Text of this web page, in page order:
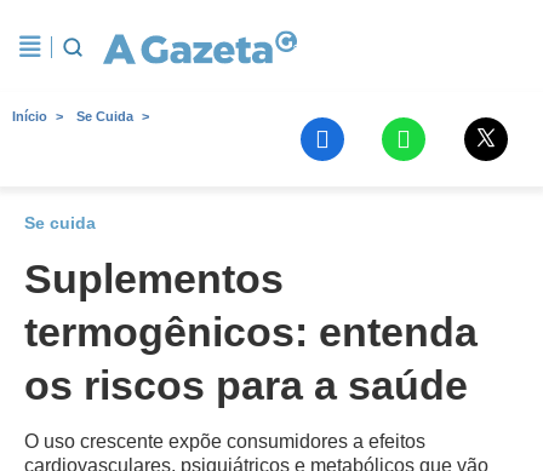
Início Se Cuida
Se cuida
Suplementos
termogênicos: entenda
os riscos para a saúde
O uso crescente expõe consumidores a efeitos
cardiovasculares, psiquiátricos e metabólicos que vão